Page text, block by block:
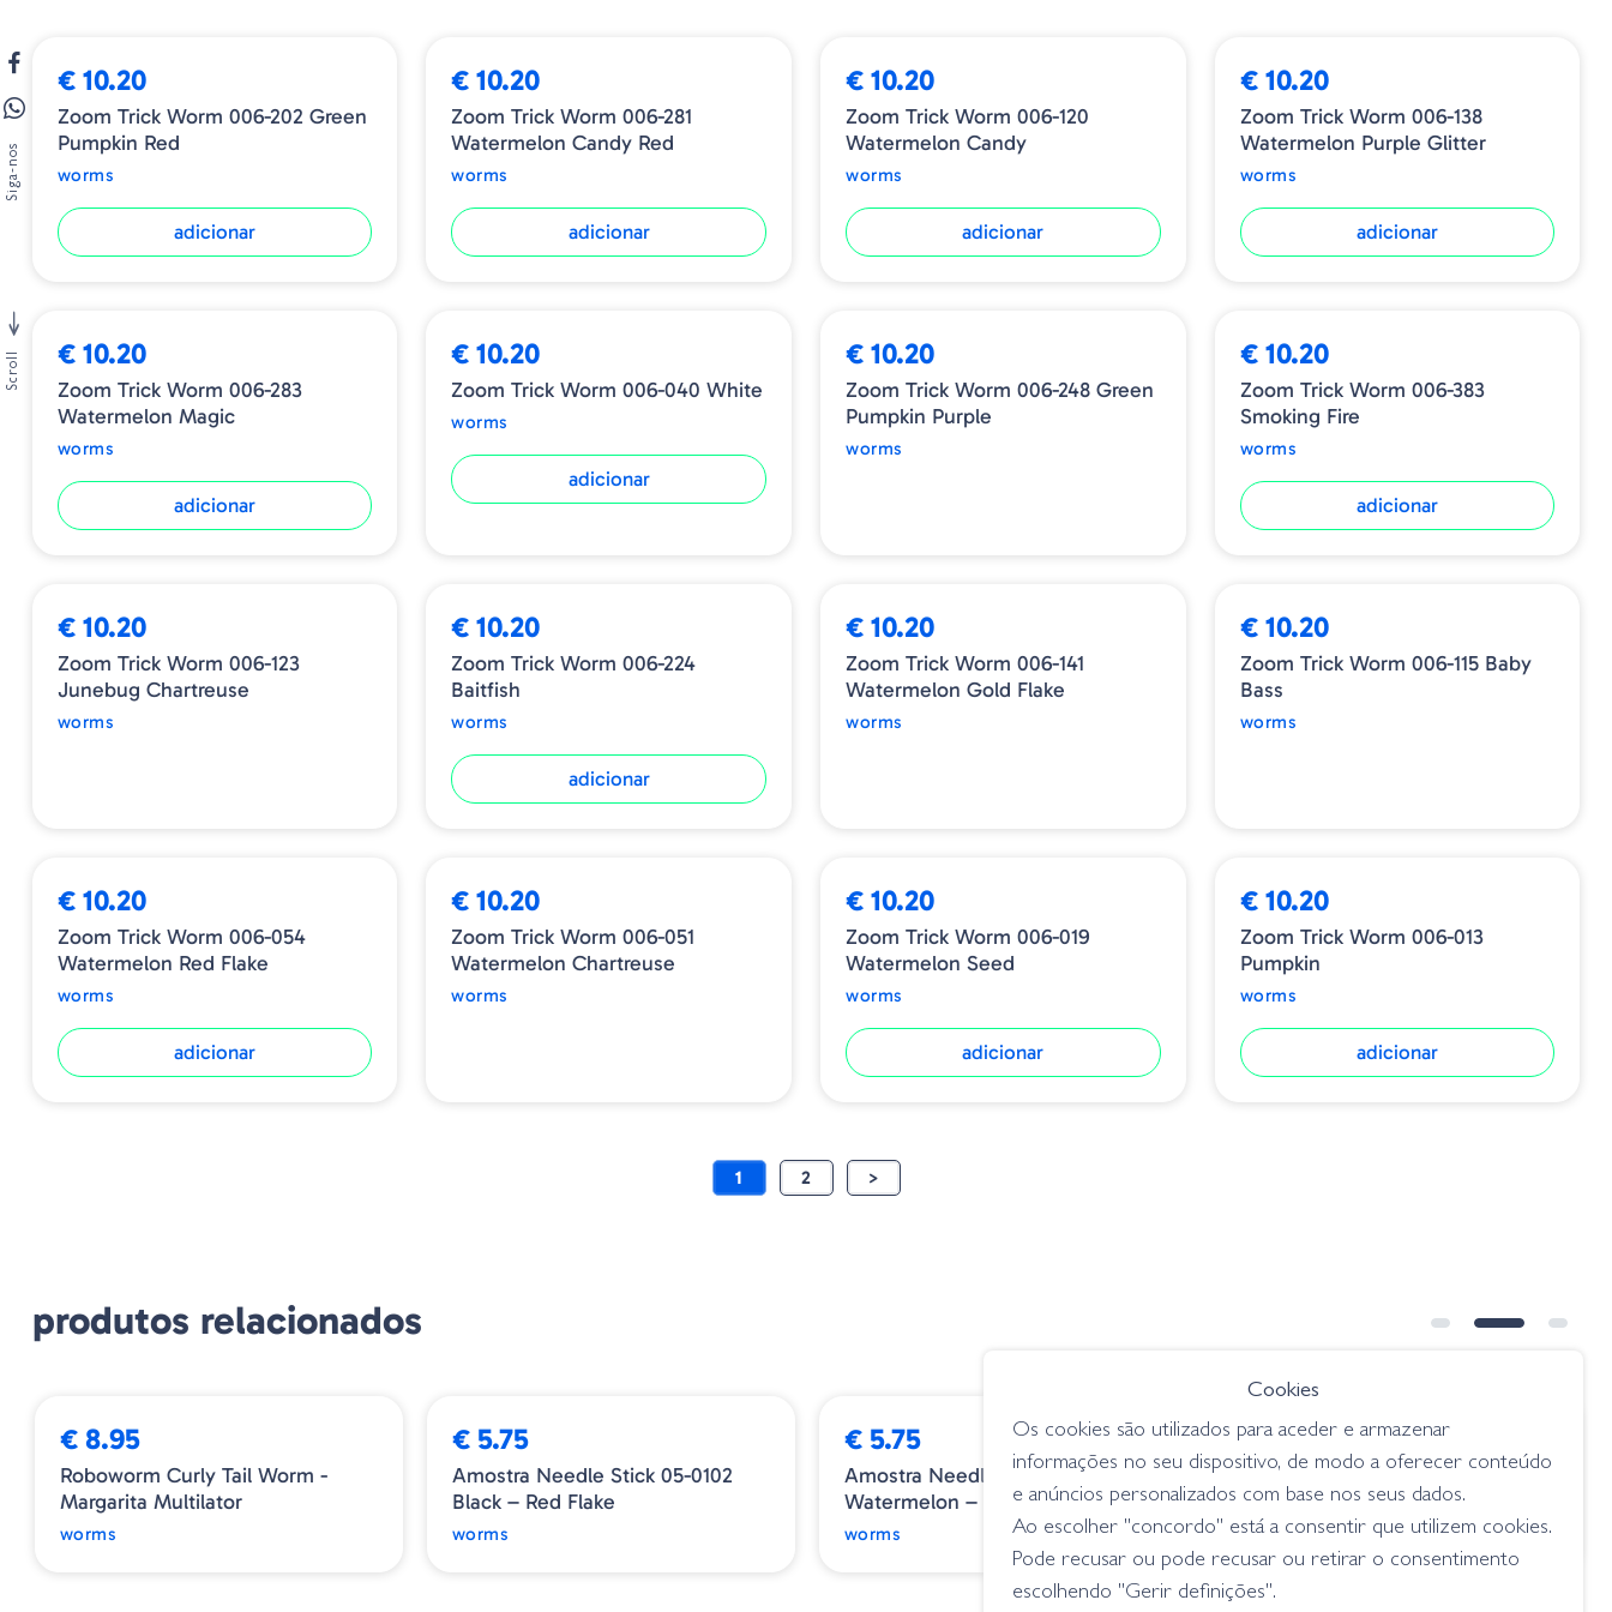
€ 10.20
Zoom Trick Worm 006-202 Green
Pumpkin Red
worms
adicionar
€ 10.20
Zoom Trick Worm 006-281
Watermelon Candy Red
worms
adicionar
€ 10.20
Zoom Trick Worm 006-120
Watermelon Candy
worms
adicionar
€ 10.20
Zoom Trick Worm 006-138
Watermelon Purple Glitter
worms
adicionar
€ 10.20
Zoom Trick Worm 006-283
Watermelon Magic
worms
adicionar
€ 10.20
Zoom Trick Worm 006-040 White
worms
adicionar
€ 10.20
Zoom Trick Worm 006-248 Green
Pumpkin Purple
worms
€ 10.20
Zoom Trick Worm 006-383
Smoking Fire
worms
adicionar
€ 10.20
Zoom Trick Worm 006-123
Junebug Chartreuse
worms
€ 10.20
Zoom Trick Worm 006-224
Baitfish
worms
adicionar
€ 10.20
Zoom Trick Worm 006-141
Watermelon Gold Flake
worms
€ 10.20
Zoom Trick Worm 006-115 Baby
Bass
worms
€ 10.20
Zoom Trick Worm 006-054
Watermelon Red Flake
worms
adicionar
€ 10.20
Zoom Trick Worm 006-051
Watermelon Chartreuse
worms
€ 10.20
Zoom Trick Worm 006-019
Watermelon Seed
worms
adicionar
€ 10.20
Zoom Trick Worm 006-013
Pumpkin
worms
adicionar
1 2 >
produtos relacionados
€ 8.95
Roboworm Curly Tail Worm -
Margarita Multilator
worms
€ 5.75
Amostra Needle Stick 05-0102
Black – Red Flake
worms
€ 5.75
Amostra Needle Stick 05-0214
Watermelon – Black/Red Flake
worms
€ 12.60
Gary Yamamoto 10" OKI Worm
Floater - 415 Plum Candy
worms
Siga-nos
Scroll
Cookies
Os cookies são utilizados para aceder e armazenar
informações no seu dispositivo, de modo a oferecer conteúdo
e anúncios personalizados com base nos seus dados.
Ao escolher "concordo" está a consentir que utilizem cookies.
Pode recusar ou pode recusar ou retirar o consentimento
escolhendo "Gerir definições".